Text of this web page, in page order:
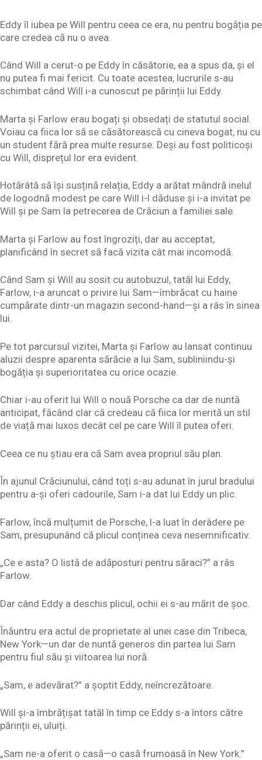
Eddy îl iubea pe Will pentru ceea ce era, nu pentru bogăția pe
care credea că nu o avea.
Când Will a cerut-o pe Eddy în căsătorie, ea a spus da, și el
nu putea fi mai fericit. Cu toate acestea, lucrurile s-au
schimbat când Will i-a cunoscut pe părinții lui Eddy.
Marta și Farlow erau bogați și obsedați de statutul social.
Voiau ca fiica lor să se căsătorească cu cineva bogat, nu cu
un student fără prea multe resurse. Deși au fost politicoși
cu Will, disprețul lor era evident.
Hotărâtă să își susțină relația, Eddy a arătat mândră inelul
de logodnă modest pe care Will i-l dăduse și i-a invitat pe
Will și pe Sam la petrecerea de Crăciun a familiei sale.
Marta și Farlow au fost îngroziți, dar au acceptat,
planificând în secret să facă vizita cât mai incomodă.
Când Sam și Will au sosit cu autobuzul, tatăl lui Eddy,
Farlow, i-a aruncat o privire lui Sam—îmbrăcat cu haine
cumpărate dintr-un magazin second-hand—și a râs în sinea
lui.
Pe tot parcursul vizitei, Marta și Farlow au lansat continuu
aluzii despre aparenta sărăcie a lui Sam, subliniindu-și
bogăția și superioritatea cu orice ocazie.
Chiar i-au oferit lui Will o nouă Porsche ca dar de nuntă
anticipat, făcând clar că credeau că fiica lor merită un stil
de viață mai luxos decât cel pe care Will îl putea oferi.
Ceea ce nu știau era că Sam avea propriul său plan.
În ajunul Crăciunului, când toți s-au adunat în jurul bradului
pentru a-și oferi cadourile, Sam i-a dat lui Eddy un plic.
Farlow, încă mulțumit de Porsche, l-a luat în derâdere pe
Sam, presupunând că plicul conținea ceva nesemnificativ.
„Ce e asta? O listă de adăposturi pentru săraci?” a râs
Farlow.
Dar când Eddy a deschis plicul, ochii ei s-au mărit de șoc.
Înăuntru era actul de proprietate al unei case din Tribeca,
New York—un dar de nuntă generos din partea lui Sam
pentru fiul său și viitoarea lui noră.
„Sam, e adevărat?” a șoptit Eddy, neîncrezătoare.
Will și-a îmbrățișat tatăl în timp ce Eddy s-a întors către
părinții ei, uluiți.
„Sam ne-a oferit o casă—o casă frumoasă în New York.”